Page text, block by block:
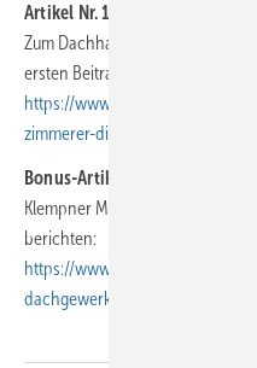
Artikel Nr. 10
Zum Dachhandwerk gehören
ersten Beitrag der BAUMETALL-
https://www.baumetall.de/
zimmerer-die…
Bonus-Artikel Nr. 11
Klempner Marvin Bürger und
berichten:
https://www.baumetall.de/dach-
dachgewerke-lasst…